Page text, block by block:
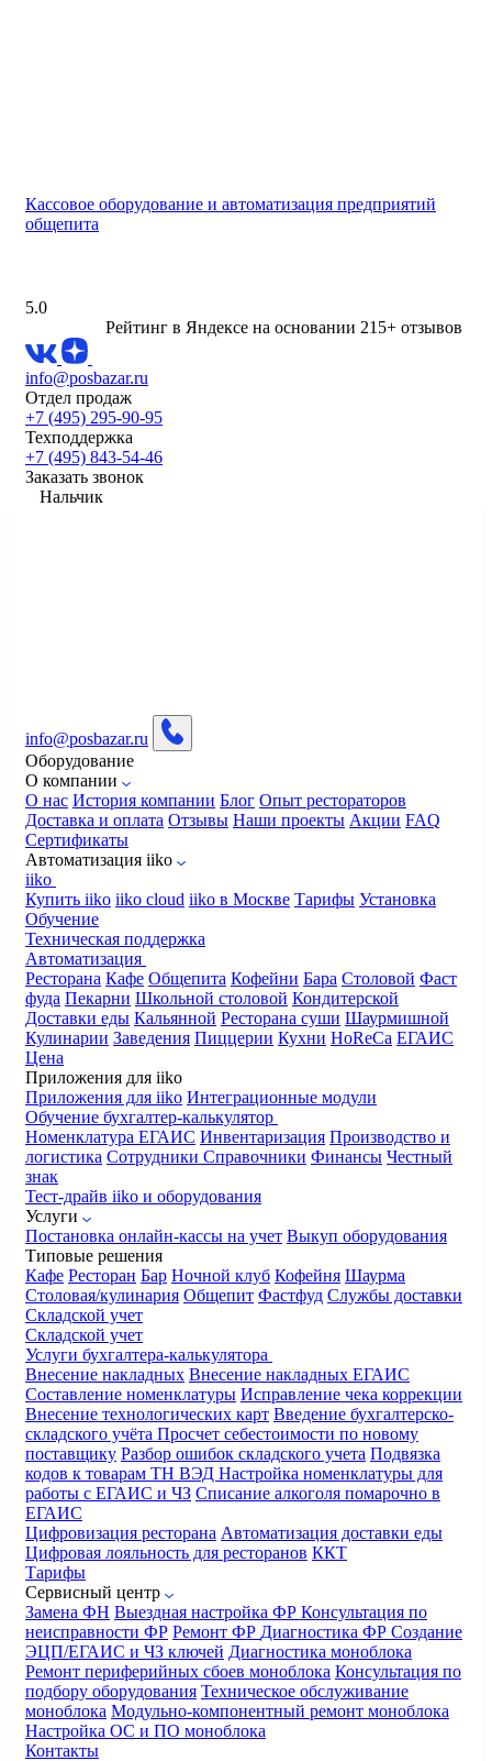
Кассовое оборудование и автоматизация предприятий
общепита
5.0
Рейтинг в Яндексе на основании 215+ отзывов
info@posbazar.ru
Отдел продаж
+7 (495) 295-90-95
Техподдержка
+7 (495) 843-54-46
Заказать звонок
Нальчик
info@posbazar.ru
Оборудование
О компании
О нас История компании Блог Опыт рестораторов
Доставка и оплата Отзывы Наши проекты Акции FAQ
Сертификаты
Автоматизация iiko
iiko
Купить iiko iiko cloud iiko в Москве Тарифы Установка
Обучение
Техническая поддержка
Автоматизация
Ресторана Кафе Общепита Кофейни Бара Столовой Фаст
фуда Пекарни Школьной столовой Кондитерской
Доставки еды Кальянной Ресторана суши Шаурмишной
Кулинарии Заведения Пиццерии Кухни HoReCa ЕГАИС
Цена
Приложения для iiko
Приложения для iiko Интеграционные модули
Обучение бухгалтер-калькулятор
Номенклатура ЕГАИС Инвентаризация Производство и
логистика Сотрудники Справочники Финансы Честный
знак
Тест-драйв iiko и оборудования
Услуги
Постановка онлайн-кассы на учет Выкуп оборудования
Типовые решения
Кафе Ресторан Бар Ночной клуб Кофейня Шаурма
Столовая/кулинария Общепит Фастфуд Службы доставки
Складской учет
Складской учет
Услуги бухгалтера-калькулятора
Внесение накладных Внесение накладных ЕГАИС
Составление номенклатуры Исправление чека коррекции
Внесение технологических карт Введение бухгалтерско-
складского учёта Просчет себестоимости по новому
поставщику Разбор ошибок складского учета Подвязка
кодов к товарам ТН ВЭД Настройка номенклатуры для
работы с ЕГАИС и ЧЗ Списание алкоголя помарочно в
ЕГАИС
Цифровизация ресторана Автоматизация доставки еды
Цифровая лояльность для ресторанов ККТ
Тарифы
Сервисный центр
Замена ФН Выездная настройка ФР Консультация по
неисправности ФР Ремонт ФР Диагностика ФР Создание
ЭЦП/ЕГАИС и ЧЗ ключей Диагностика моноблока
Ремонт периферийных сбоев моноблока Консультация по
подбору оборудования Техническое обслуживание
моноблока Модульно-компонентный ремонт моноблока
Настройка ОС и ПО моноблока
Контакты